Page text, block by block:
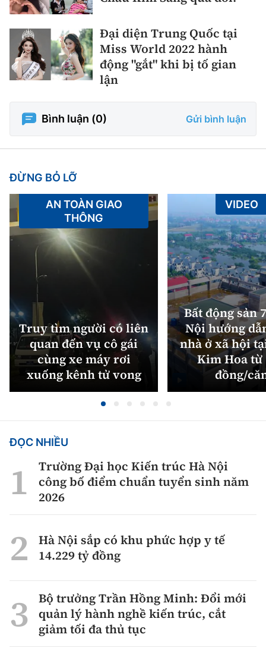
Đại diện Trung Quốc tại
Miss World 2022 hành
động "gắt" khi bị tố gian
lận
Bình luận (0) Gửi bình luận
ĐỪNG BỎ LỠ
Truy tìm người có liên
quan đến vụ cô gái
cùng xe máy rơi
xuống kênh tử vong
AN TOÀN GIAO
THÔNG
Bất động sản
Nội hướng
nhà ở xã hội
Kim Hoa từ
đồng/
VIDEO
ĐỌC NHIỀU
Trường Đại học Kiến trúc Hà Nội
công bố điểm chuẩn tuyển sinh năm
2026
Hà Nội sắp có khu phức hợp y tế
14.229 tỷ đồng
Bộ trưởng Trần Hồng Minh: Đổi mới
quản lý hành nghề kiến trúc, cắt
giảm tối đa thủ tục